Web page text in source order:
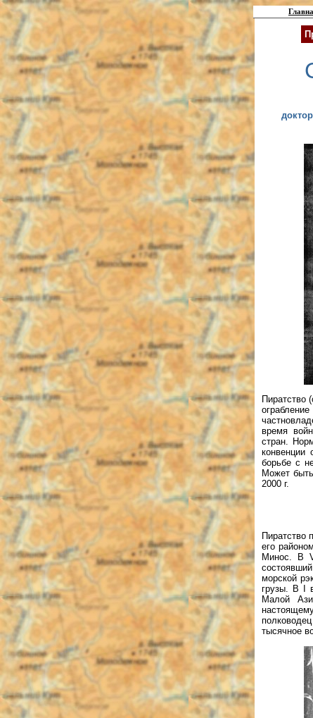
Пиратство
время
стран.
борьбе с
Может
2000 г.
Пиратство
его
Минос. В
морской
грузы. В I
Малой
тысячное